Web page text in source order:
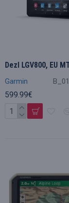
Garmin
Dezl LGV800, EU
599.99€